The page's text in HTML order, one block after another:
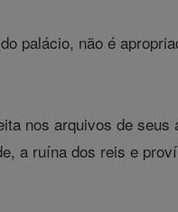
palácio, não é
nos arquivos de
a ruína dos reis e